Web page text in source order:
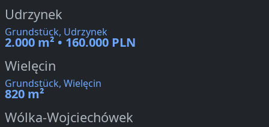
Udrzynek
Grundstück, Udrzynek
2.000 m² • 160.000 PLN
Wielęcin
Grundstück, Wielęcin
820 m²
Wólka-Wojciechówek